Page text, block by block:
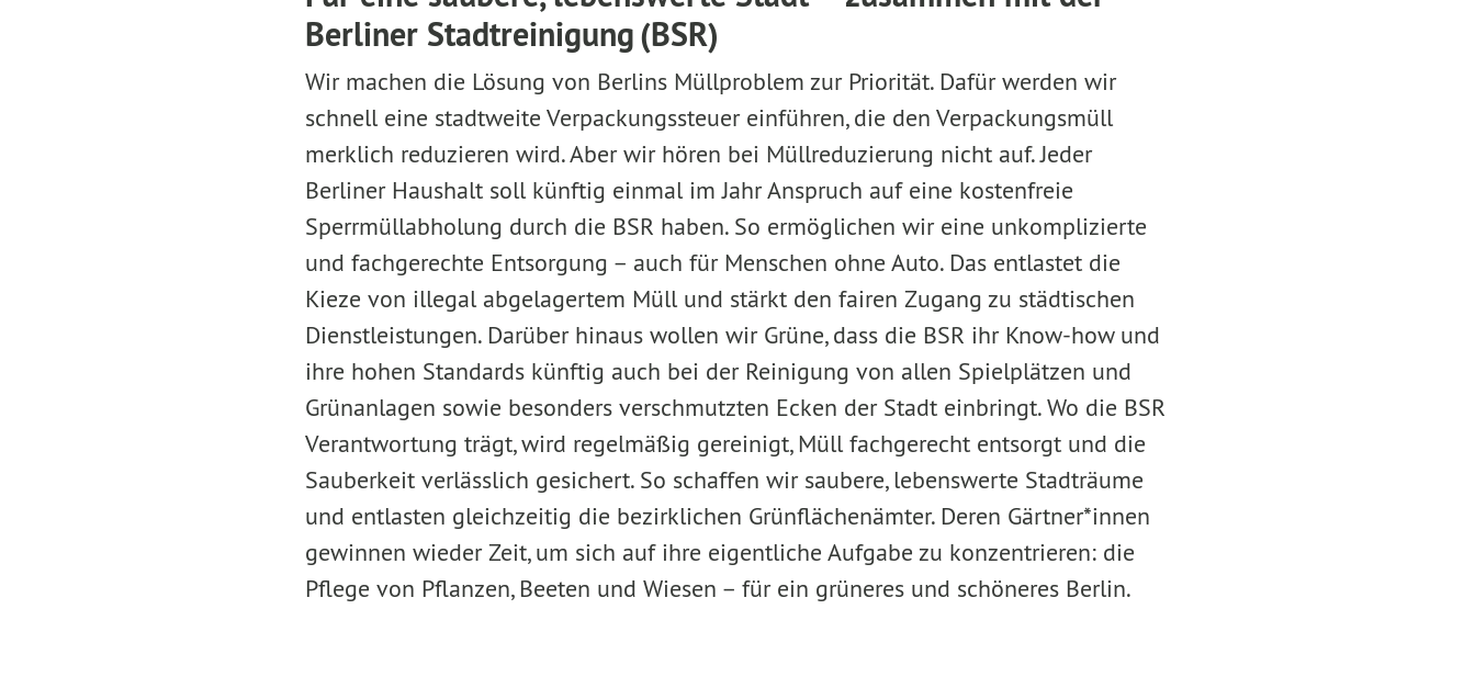
Berliner Stadtreinigung (BSR)
Wir machen die Lösung von Berlins Müllproblem zur Priorität. Dafür werden wir
schnell eine stadtweite Verpackungssteuer einführen, die den Verpackungsmüll
merklich reduzieren wird. Aber wir hören bei Müllreduzierung nicht auf. Jeder
Berliner Haushalt soll künftig einmal im Jahr Anspruch auf eine kostenfreie
Sperrmüllabholung durch die BSR haben. So ermöglichen wir eine unkomplizierte
und fachgerechte Entsorgung – auch für Menschen ohne Auto. Das entlastet die
Kieze von illegal abgelagertem Müll und stärkt den fairen Zugang zu städtischen
Dienstleistungen. Darüber hinaus wollen wir Grüne, dass die BSR ihr Know-how und
ihre hohen Standards künftig auch bei der Reinigung von allen Spielplätzen und
Grünanlagen sowie besonders verschmutzten Ecken der Stadt einbringt. Wo die BSR
Verantwortung trägt, wird regelmäßig gereinigt, Müll fachgerecht entsorgt und die
Sauberkeit verlässlich gesichert. So schaffen wir saubere, lebenswerte Stadträume
und entlasten gleichzeitig die bezirklichen Grünflächenämter. Deren Gärtner*innen
gewinnen wieder Zeit, um sich auf ihre eigentliche Aufgabe zu konzentrieren: die
Pflege von Pflanzen, Beeten und Wiesen – für ein grüneres und schöneres Berlin.